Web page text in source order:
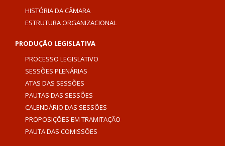
HISTÓRIA DA CÂMARA
ESTRUTURA ORGANIZACIONAL
PRODUÇÃO LEGISLATIVA
PROCESSO LEGISLATIVO
SESSÕES PLENÁRIAS
ATAS DAS SESSÕES
PAUTAS DAS SESSÕES
CALENDÁRIO DAS SESSÕES
PROPOSIÇÕES EM TRAMITAÇÃO
PAUTA DAS COMISSÕES